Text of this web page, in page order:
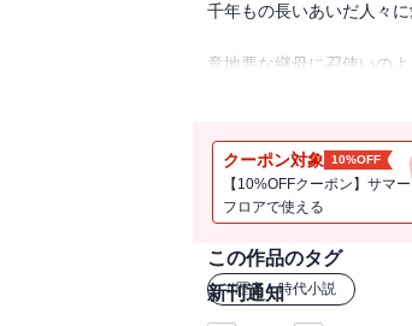
千年もの長いあいだ人々
意地悪な継母に召使いの
クーポン対象 10%OFF
【10%OFFクーポン】サマ
フロアで使える
この作品のタグ
#歴史・時代小説
新刊通知